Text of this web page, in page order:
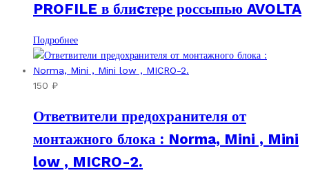
PROFILE в блиcтере россыпью AVOLTA
Подробнее
150 ₽
Ответвители предохранителя от
монтажного блока : Norma, Mini , Mini
low , MICRO-2.